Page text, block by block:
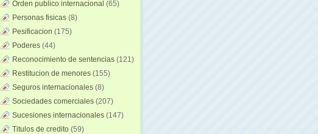
Orden publico internacional (65)
Personas fisicas (8)
Pesificacion (175)
Poderes (44)
Reconocimiento de sentencias (121)
Restitucion de menores (155)
Seguros internacionales (8)
Sociedades comerciales (207)
Sucesiones internacionales (147)
Titulos de credito (59)